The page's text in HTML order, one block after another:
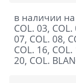
в наличии на
COL. 03,
07, COL. 08,
COL. 16,
20, COL.